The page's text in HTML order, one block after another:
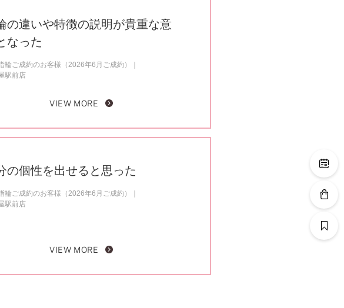
の違いや特徴の説明が貴重な意
なった
輪ご成約のお客様（2026年6月ご成約）
駅前店
VIEW MORE
の個性を出せると思った
輪ご成約のお客様（2026年6月ご成約）
駅前店
VIEW MORE